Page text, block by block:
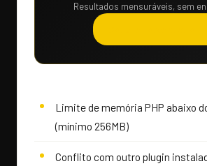
Resultados mensuráveis, sem
Limite de memória PHP abaixo
(mínimo 256MB)
Conflito com outro plugin